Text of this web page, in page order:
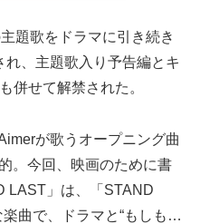
題歌をドラマに引き続き
、主題歌入り予告編とキ
併せて解禁された。
が歌うオープニング曲
。今回、映画のために書
LAST」は、「STAND
曲で、ドラマと“もしも…